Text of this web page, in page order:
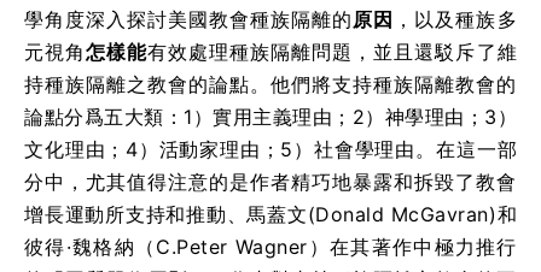
學角度深入探討美國教會種族隔離的 原因 ，以及種族多
元視角怎樣能有效處理種族隔離問題，並且還駁斥了維
持種族隔離之教會的論點。他們將支持種族隔離教會的
論點分爲五大類：1）實用主義理由；2）神學理由；3）
文化理由；4）活動家理由；5）社會學理由。在這一部
分中，尤其值得注意的是作者精巧地暴露和拆毀了教會
增長運動所支持和推動、馬蓋文(Donald McGavran)和
彼得·魏格納（C.Peter Wagner）在其著作中極力推行